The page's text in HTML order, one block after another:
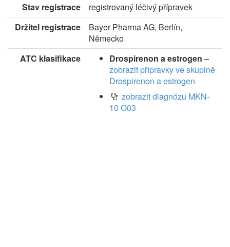
Stav registrace
registrovaný léčivý přípravek
Držitel registrace
Bayer Pharma AG, Berlín,
Německo
ATC klasifikace
Drospirenon a estrogen –
zobrazit přípravky ve skupině
Drospirenon a estrogen
zobrazit diagnózu MKN-
10 G03